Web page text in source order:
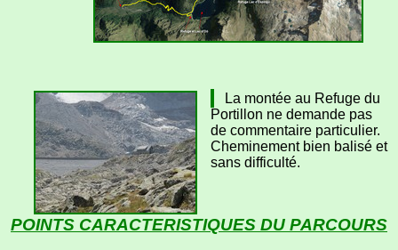
La montée au Refuge du
Portillon ne demande pas
de commentaire particulier.
Cheminement bien balisé et
sans difficulté.
POINTS CARACTERISTIQUES DU PARCOURS